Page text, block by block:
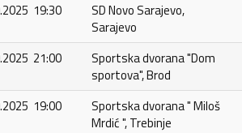
19:30
SD Novo Sarajevo,
Sarajevo
21:00
Sportska dvorana "Dom
sportova", Brod
19:00
Sportska dvorana " Miloš
Mrdić ", Trebinje